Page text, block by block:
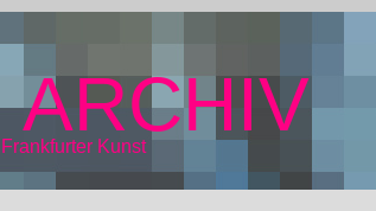
ARCHIV
Kunst